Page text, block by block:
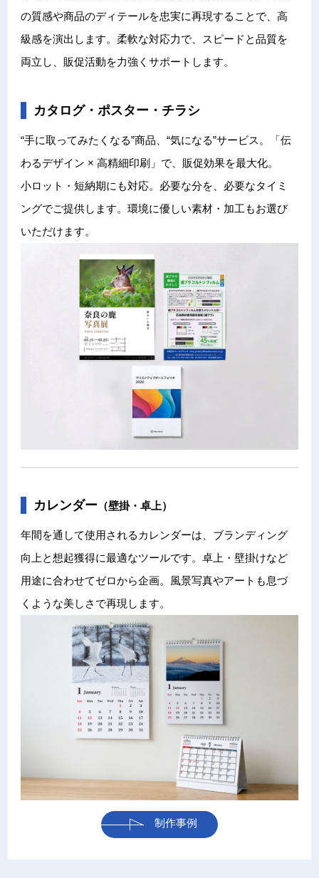
NARA GOODS
沿革
の質感や商品のディテールを忠実に再現することで、高
級感を演出します。柔軟な対応力で、スピードと品質を
両立し、販促活動を力強くサポートします。
カタログ・ポスター・チラシ
“手に取ってみたくなる”商品、“気になる”サービス。「伝
わるデザイン × 高精細印刷」で、販促効果を最大化。
小ロット・短納期にも対応。必要な分を、必要なタイミ
ングでご提供します。環境に優しい素材・加工もお選び
いただけます。
カレンダー （壁掛・卓上）
年間を通して使用されるカレンダーは、ブランディング
向上と想起獲得に最適なツールです。卓上・壁掛けなど
用途に合わせてゼロから企画。風景写真やアートも息づ
くような美しさで再現します。
制作事例